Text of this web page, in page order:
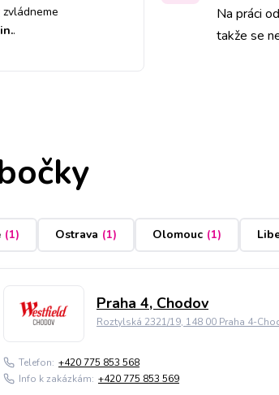
zvládneme
.
Na práci
takže se
(1) Ostrava (1) Olomouc (1)
Praha 4, Chodov
Roztylská 2321/19, 148 00 Praha 4-
Telefon: +420 775 853 568
Info k zakázkám: +420 775 853 569